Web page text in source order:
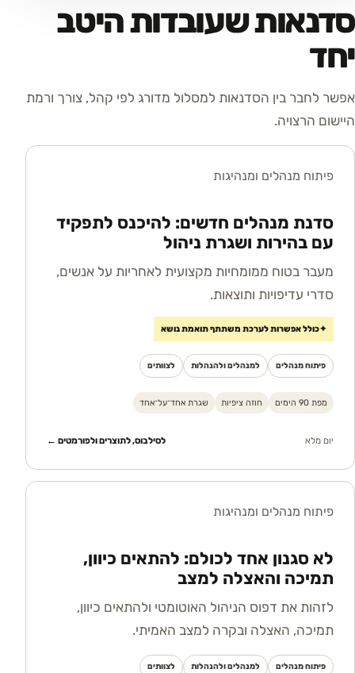
סדנאות שעובדות היטב
יחד
אפשר לחבר בין הסדנאות למסלול מדורג לפי קהל, צורך ורמת
היישום הרצויה.
פיתוח מנהלים ומנהיגות
סדנת מנהלים חדשים: להיכנס לתפקיד
עם בהירות ושגרת ניהול
מעבר בטוח ממומחיות מקצועית לאחריות על אנשים,
סדרי עדיפויות ותוצאות.
✦כולל אפשרות לערכת משתתף תואמת נושא
פיתוח מנהלים למנהלים ולהנהלות לצוותים
מפת 90 הימים חוזה ציפיות שגרת אחד־על־אחד
יום מלא לסילבוס, לתוצרים ולפורמטים ←
פיתוח מנהלים ומנהיגות
לא סגנון אחד לכולם: להתאים כיוון,
תמיכה והאצלה למצב
לזהות את דפוס הניהול האוטומטי ולהתאים כיוון,
תמיכה, האצלה ובקרה למצב האמיתי.
פיתוח מנהלים למנהלים ולהנהלות לצוותים